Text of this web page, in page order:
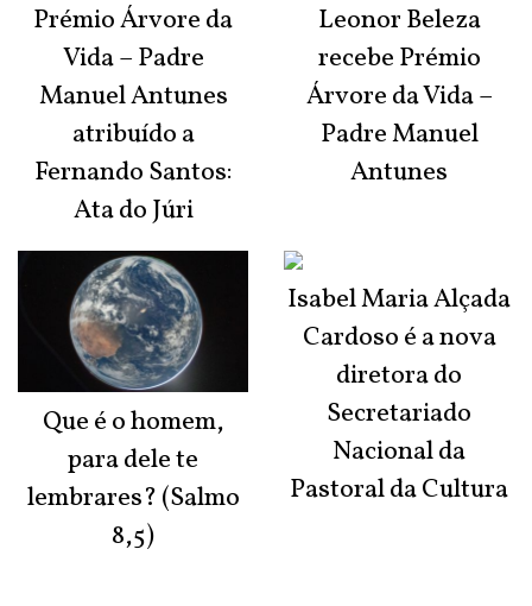
Prémio Árvore da
Vida – Padre
Manuel Antunes
atribuído a
Fernando Santos:
Ata do Júri
Que é o homem,
para dele te
lembrares? (Salmo
8,5)
Leonor Beleza
recebe Prémio
Árvore da Vida –
Padre Manuel
Antunes
Isabel Maria Alçada
Cardoso é a nova
diretora do
Secretariado
Nacional da
Pastoral da Cultura